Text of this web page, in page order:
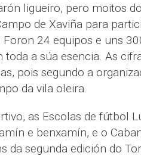
ligueiro, pero moitos
de Xaviña para
Foron 24 equipos e uns
toda a súa esencia. As
pois segundo a
da vila oleira.
as Escolas de fútbol
e benxamín, e o
da segunda edición do